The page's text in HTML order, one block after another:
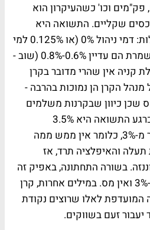
וכו' כשהעיקרון הוא
ונכסים שקליים. התשואה היא
בהתאם - סביב 3.5%. עמלות: דמי ניהול 0% (או 0.125% למי
שבטעות משלם), דמי המשמרת הם עדיין 0.6%-0.8% (שוב -
קניה אין שהרי מדובר בקרן
הקרן הן נמוכות בהרבה -
מס שכן כיוון שבקרנות משלמים
מס רק על הרווח הריאלי. כרגע התשואה היא 3.5%
והאינפלציה היא קצת יותר מ-3%, כלומר אין ממש ממה
והאיפלציה תרד, אז
בשורה התחתונה, באפיק זה
מקבלים כעת קצת יותר מ-3% ואין מס. במילים אחרות, קרן
לאלו שרוצים נקודת
יעבור זעם בשווקים.